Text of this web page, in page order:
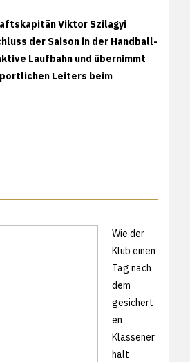
Viktor Szilagyi
der Saison in der Handball-
Laufbahn und übernimmt
Leiters beim
Wie der
Klub einen
Tag nach
dem
gesichert
en
Klassener
halt